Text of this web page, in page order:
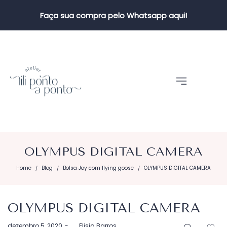
Faça sua compra pelo Whatsapp aqui!
OLYMPUS DIGITAL CAMERA
Home / Blog / Bolsa Joy com flying goose / OLYMPUS DIGITAL CAMERA
OLYMPUS DIGITAL CAMERA
Postado